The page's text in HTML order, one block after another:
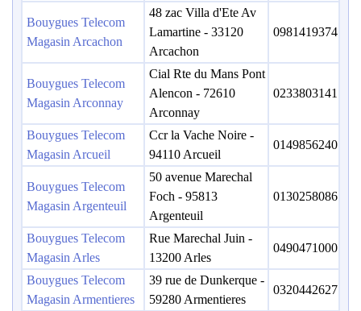
Bouygues Telecom
Magasin Arcachon
48 zac Villa d'Ete Av
Lamartine - 33120
Arcachon
0981419374
Bouygues Telecom
Magasin Arconnay
Cial Rte du Mans Pont
Alencon - 72610
Arconnay
0233803141
Bouygues Telecom
Magasin Arcueil
Ccr la Vache Noire -
94110 Arcueil
0149856240
Bouygues Telecom
Magasin Argenteuil
50 avenue Marechal
Foch - 95813
Argenteuil
0130258086
Bouygues Telecom
Magasin Arles
Rue Marechal Juin -
13200 Arles
0490471000
Bouygues Telecom
Magasin Armentieres
39 rue de Dunkerque -
59280 Armentieres
0320442627